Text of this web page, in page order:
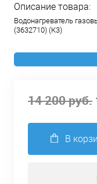
Описание товара:
Водонагреватель
(3632710) (К3)
14 200 руб.
В